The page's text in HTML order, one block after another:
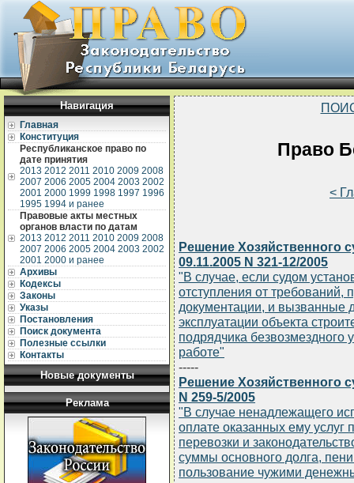
Навигация
Главная
Конституция
Республиканское право по
дате принятия
2013 2012 2011 2010 2009 2008
2007 2006 2005 2004 2003 2002
2001 2000 1999 1998 1997 1996
1995 1994 и ранее
Правовые акты местных
органов власти по датам
2013 2012 2011 2010 2009 2008
2007 2006 2005 2004 2003 2002
2001 2000 и ранее
Архивы
Кодексы
Законы
Указы
Постановления
Поиск документа
Полезные ссылки
Контакты
Новые документы
Реклама
Право
<
Решение Хозяйственного
09.11.2005 N 321-12/2005
"В случае, если судом
отступления от требований,
документации, и вызванные
эксплуатации объекта
подрядчика безвозмездного
работе"
-----
Решение Хозяйственного
N 259-5/2005
"В случае ненадлежащего
оплате оказанных ему услуг
перевозки и
суммы основного долга,
пользование чужими